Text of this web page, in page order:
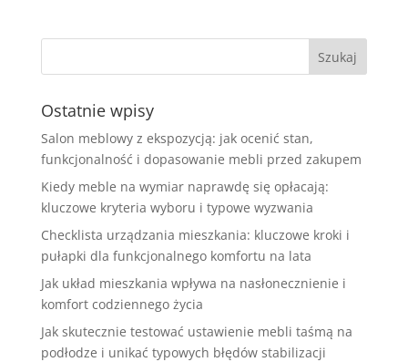
Ostatnie wpisy
Salon meblowy z ekspozycją: jak ocenić stan,
funkcjonalność i dopasowanie mebli przed zakupem
Kiedy meble na wymiar naprawdę się opłacają:
kluczowe kryteria wyboru i typowe wyzwania
Checklista urządzania mieszkania: kluczowe kroki i
pułapki dla funkcjonalnego komfortu na lata
Jak układ mieszkania wpływa na nasłonecznienie i
komfort codziennego życia
Jak skutecznie testować ustawienie mebli taśmą na
podłodze i unikać typowych błędów stabilizacji